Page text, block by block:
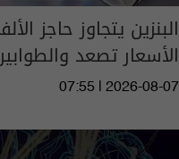
البنزين يتجاوز حاجز
الأسعار تصعد
07:55 | 2026-08-07